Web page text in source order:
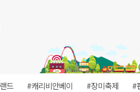
드 #캐리비안베이 #장미축제 #